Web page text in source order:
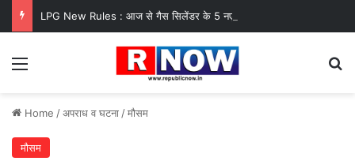
Menu
Home /अपराध व घटना /मौसम
मौसम